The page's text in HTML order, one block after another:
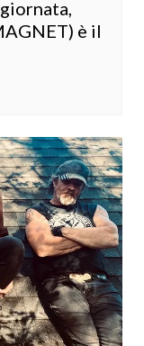
è il